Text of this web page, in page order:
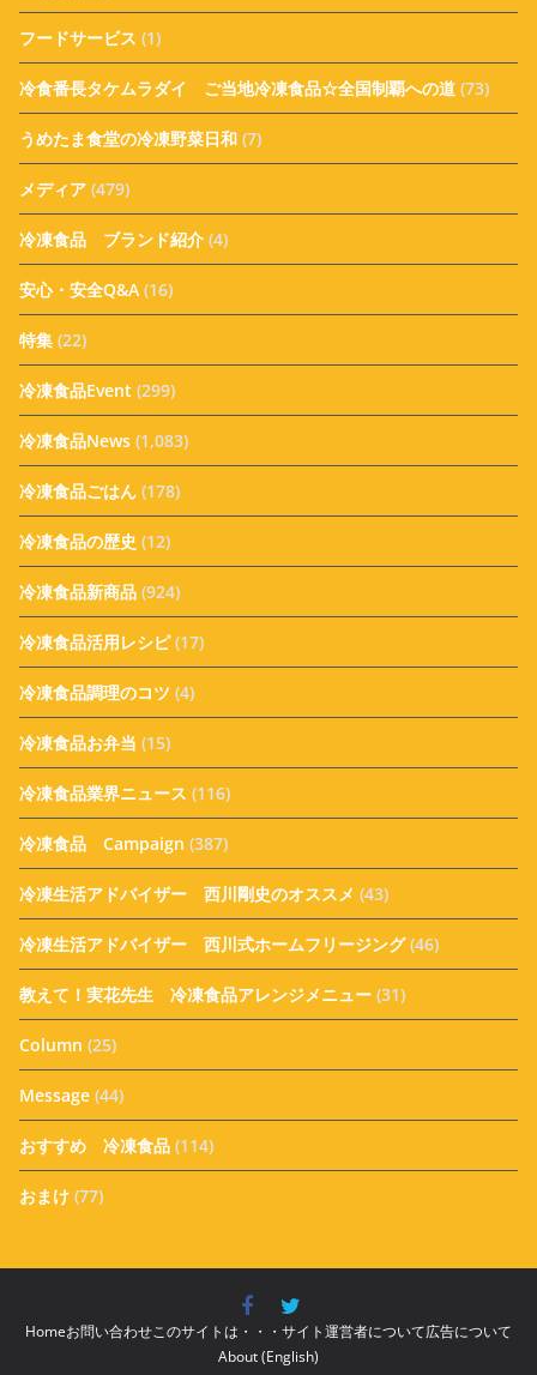
フードサービス (1)
冷食番長タケムラダイ ご当地冷凍食品☆全国制覇への道 (73)
うめたま食堂の冷凍野菜日和 (7)
メディア (479)
冷凍食品 ブランド紹介 (4)
安心・安全Q&A (16)
特集 (22)
冷凍食品Event (299)
冷凍食品News (1,083)
冷凍食品ごはん (178)
冷凍食品の歴史 (12)
冷凍食品新商品 (924)
冷凍食品活用レシピ(17)
冷凍食品調理のコツ (4)
冷凍食品お弁当 (15)
冷凍食品業界ニュース (116)
冷凍食品 Campaign (387)
冷凍生活アドバイザー 西川剛史のオススメ (43)
冷凍生活アドバイザー 西川式ホームフリージング(46)
教えて！実花先生 冷凍食品アレンジメニュー (31)
Column (25)
Message (44)
おすすめ 冷凍食品 (114)
おまけ (77)
Homeお問い合わせこのサイトは・・・ サイト運営者について広告について
About (English)